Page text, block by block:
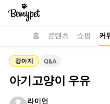
홈 콘텐츠 쇼핑 커
강아지 Q&A
아기고양이 우유
라이언